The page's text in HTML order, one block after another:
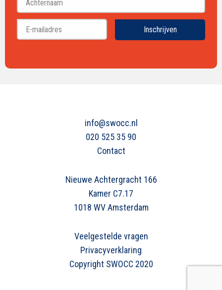
Inschrijven
info@swocc.nl
020 525 35 90
Contact
Nieuwe Achtergracht 166
Kamer C7.17
1018 WV Amsterdam
Veelgestelde vragen
Privacyverklaring
Copyright SWOCC 2020